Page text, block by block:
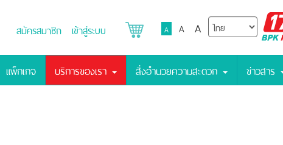
สมัครสมาชิก เข้าสู่ระบบ A A A
แพ็กเกจ บริการของเรา สิ่งอำนวยความสะดวก ข่าวสาร